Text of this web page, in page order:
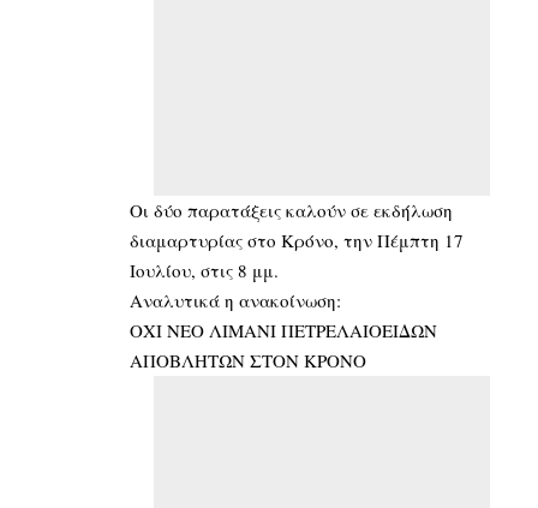
Οι δύο παρατάξεις καλούν σε εκδήλωση
διαμαρτυρίας στο Κρόνο, την Πέμπτη 17
Ιουλίου, στις 8 μμ.
Αναλυτικά η ανακοίνωση:
ΟΧΙ ΝΕΟ ΛΙΜΑΝΙ ΠΕΤΡΕΛΑΙΟΕΙΔΩΝ
ΑΠΟΒΛΗΤΩΝ ΣΤΟΝ ΚΡΟΝΟ